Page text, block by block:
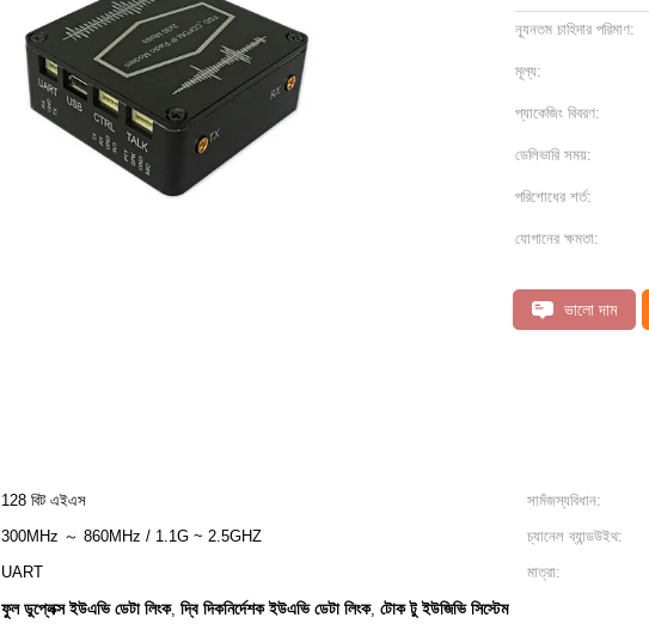
ন্যূনতম চাহিদার পরিমাণ:
মূল্য:
প্যাকেজিং বিবরণ:
ডেলিভারি সময়:
পরিশোধের শর্ত:
যোগানের ক্ষমতা:
ভালো দাম
128 বিট এইএস সামঁজস্যবিধান:
300MHz ～ 860MHz / 1.1G ~ 2.5GHZ চ্যানেল ব্যান্ডউইথ:
UART মাত্রা:
ফুল ডুপ্লেক্স ইউএভি ডেটা লিংক, দ্বি দিকনির্দেশক ইউএভি ডেটা লিংক, টোক টু ইউজিভি সিস্টেম